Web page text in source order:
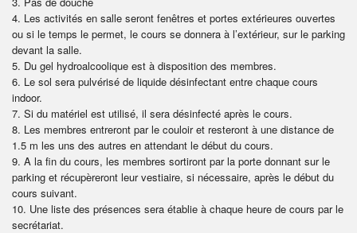
Les activités en salle seront fenêtres et portes extérieures ouvertes
ou si le temps le permet, le cours se donnera à l’extérieur, sur le parking
devant la salle.
Du gel hydroalcoolique est à disposition des membres.
Le sol sera pulvérisé de liquide désinfectant entre chaque cours
indoor.
Si du matériel est utilisé, il sera désinfecté après le cours.
Les membres entreront par le couloir et resteront à une distance de
1.5 m les uns des autres en attendant le début du cours.
A la fin du cours, les membres sortiront par la porte donnant sur le
parking et récupèreront leur vestiaire, si nécessaire, après le début du
cours suivant.
Une liste des présences sera établie à chaque heure de cours par le
secrétariat.